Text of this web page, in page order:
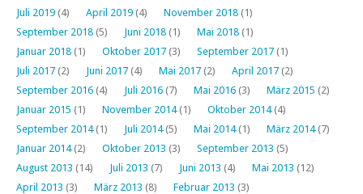
Juli 2019 (4) April 2019 (4) November 2018 (1)
September 2018 (5) Juni 2018 (1) Mai 2018 (1)
Januar 2018 (1) Oktober 2017 (3) September 2017 (1)
Juli 2017 (2) Juni 2017 (4) Mai 2017 (2) April 2017 (2)
September 2016 (4) Juli 2016 (7) Mai 2016 (3) März 2015 (2)
Januar 2015 (1) November 2014(1) Oktober 2014(4)
September 2014(1) Juli 2014(5) Mai 2014(1) März 2014(7)
Januar 2014(2) Oktober 2013 (3) September 2013 (5)
August 2013 (14) Juli 2013 (7) Juni 2013 (4) Mai 2013 (12)
April 2013 (3) März 2013 (8) Februar 2013 (3)